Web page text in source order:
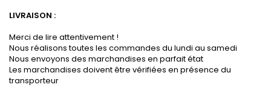
LIVRAISON :
Merci de lire attentivement !
Nous réalisons toutes les commandes du lundi au samedi
Nous envoyons des marchandises en parfait état
Les marchandises doivent être vérifiées en présence du
transporteur